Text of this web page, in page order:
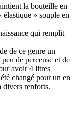
la bouteille en
élastique » souple en
qui remplit
de ce genre un
de perceuse et de
avoir 4 litres
changé pour un en
divers renforts.